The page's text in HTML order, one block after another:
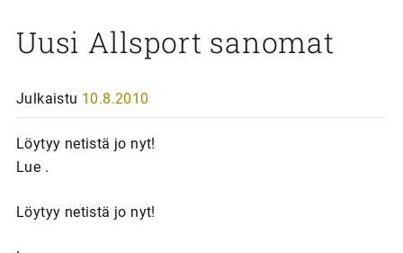
Uusi Allsport sanomat
Julkaistu 10.8.2010
Löytyy netistä jo nyt!
Lue .
Löytyy netistä jo nyt!